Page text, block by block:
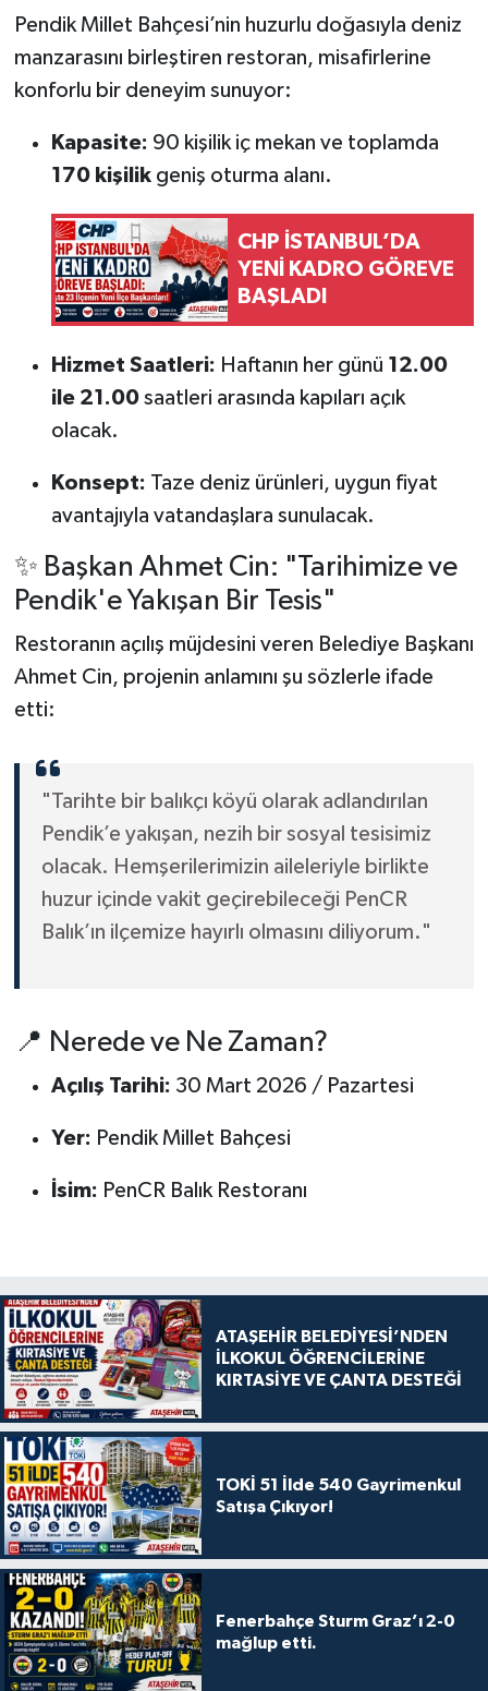
Pendik Millet Bahçesi’nin huzurlu doğasıyla deniz
manzarasını birleştiren restoran, misafirlerine
konforlu bir deneyim sunuyor:
Kapasite: 90 kişilik iç mekan ve toplamda
170 kişilikgeniş oturma alanı.
CHP İSTANBUL’DA
YENİ KADRO GÖREVE
BAŞLADI
Hizmet Saatleri: Haftanın her günü 12.00
ile 21.00saatleri arasında kapıları açık
olacak.
Konsept: Taze deniz ürünleri, uygun fiyat
avantajıyla vatandaşlara sunulacak.
✨ Başkan Ahmet Cin: "Tarihimize ve
Pendik'e Yakışan Bir Tesis"
Restoranın açılış müjdesini veren Belediye Başkanı
Ahmet Cin, projenin anlamını şu sözlerle ifade
etti:
"Tarihte bir balıkçı köyü olarak adlandırılan
Pendik’e yakışan, nezih bir sosyal tesisimiz
olacak. Hemşerilerimizin aileleriyle birlikte
huzur içinde vakit geçirebileceği PenCR
Balık’ın ilçemize hayırlı olmasını diliyorum."
📍 Nerede ve Ne Zaman?
Açılış Tarihi: 30 Mart 2026 / Pazartesi
Yer: Pendik Millet Bahçesi
İsim: PenCR Balık Restoranı
ATAŞEHİR BELEDİYESİ’NDEN
İLKOKUL ÖĞRENCİLERİNE
KIRTASİYE VE ÇANTA DESTEĞİ
TOKİ 51 İlde 540 Gayrimenkul
Satışa Çıkıyor!
Fenerbahçe Sturm Graz’ı 2-0
mağlup etti.